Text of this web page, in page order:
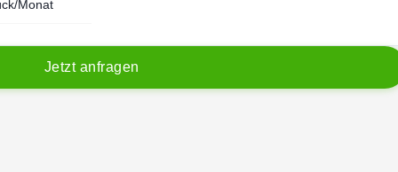
Monat
Jetzt anfragen